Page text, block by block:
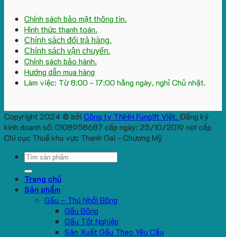
Chính sách bảo mật thông tin.
Hình thức thanh toán.
Chính sách đổi trả hàng.
Chính sách vận chuyển.
Chính sách bảo hành.
Hướng dẫn mua hàng
Làm việc: Từ 8:00 - 17:00 hằng ngày, nghỉ Chủ nhật.
Copyright 2024 © bởi Công ty TNHH Fungift Việt. Đăng ký
kinh doanh số: 0108958687 cấp ngày: 25/10/2019 nơi cấp
Chi cục Thuế khu vực Thanh Oai - Chương Mỹ
Search
for:
Trang chủ
Sản phẩm
Gấu – Thú Nhồi Bông
Gấu Bông
Gấu Tốt Nghiệp
Sản Xuất Gấu Theo Yêu Cầu